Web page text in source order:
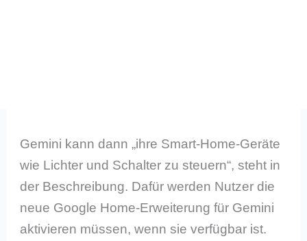
Gemini kann dann „ihre Smart-Home-Geräte
wie Lichter und Schalter zu steuern“, steht in
der Beschreibung. Dafür werden Nutzer die
neue Google Home-Erweiterung für Gemini
aktivieren müssen, wenn sie verfügbar ist.